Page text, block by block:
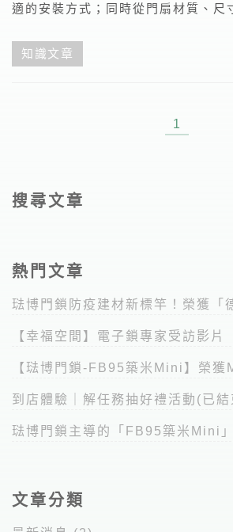
適的安裝方式；同時從門扇材質、尺
知識文章
1
搜尋文章
熱門文章
琺博門鎖防疫建材新標竿！榮獲「
【幸福空間】電子鎖專家受訪影片
【琺博門鎖-FB95築米Mini】榮獲
到店體驗｜解任務抽好禮活動(已結
琺博門鎖主導的「FB95築米Mini
文章分類